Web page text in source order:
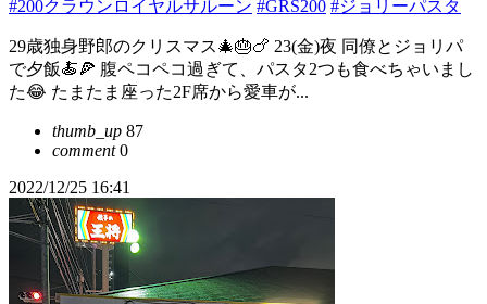
#200クラウンロイヤルサルーン #GRS200 #ジョリーパスタ
29歳独身野郎のクリスマス🎄🎂🍗 23(金)夜 同僚とジョリパ
で夕飯🍝🍕 腹ペコペコ過ぎて、パスタ2つも食べちゃいまし
た😂 たまたま座った2F席から愛車が...
thumb_up 87
comment0
2022/12/25 16:41